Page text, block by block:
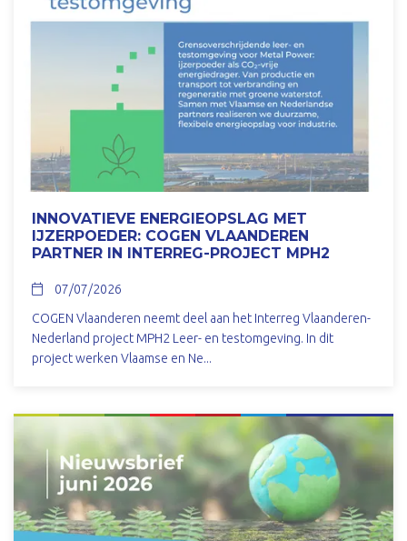
INNOVATIEVE ENERGIEOPSLAG MET
IJZERPOEDER: COGEN VLAANDEREN
PARTNER IN INTERREG-PROJECT MPH2
07/07/2026
COGEN Vlaanderen neemt deel aan het Interreg Vlaanderen-
Nederland project MPH2 Leer- en testomgeving. In dit
project werken Vlaamse en Ne...